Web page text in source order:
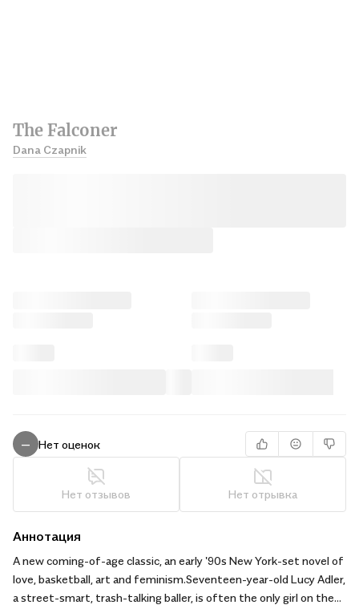
The Falconer
Dana Czapnik
— Нет оценок
Нет отзывов Нет отрывка
Аннотация
A new coming-of-age classic, an early '90s New York-set novel of
love, basketball, art and feminism.Seventeen-year-old Lucy Adler,
a street-smart, trash-talking baller, is often the only girl on the